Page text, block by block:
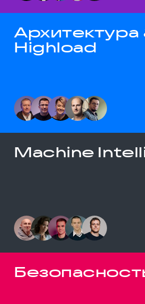
Архитектура
Highload
Machine